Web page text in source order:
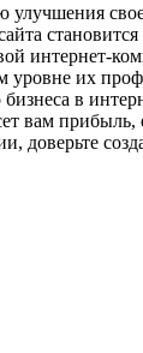
улучшения
интернет-
уровне их
в
вам
доверьте